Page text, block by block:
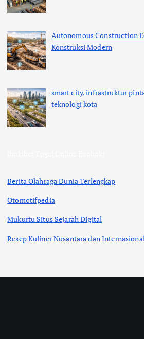
Autonomous Construction
Konstruksi Modern
smart city, infrastruktur
teknologi kota
Berita Olahraga Dunia Terlengkap
Otomotifpedia
Mukurtu Situs Sejarah Digital
Resep Kuliner Nusantara dan Internasional